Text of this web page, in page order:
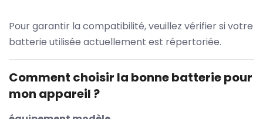
Pour garantir la compatibilité, veuillez vérifier si votre
batterie utilisée actuellement est répertoriée.
Comment choisir la bonne batterie pour
mon appareil ?